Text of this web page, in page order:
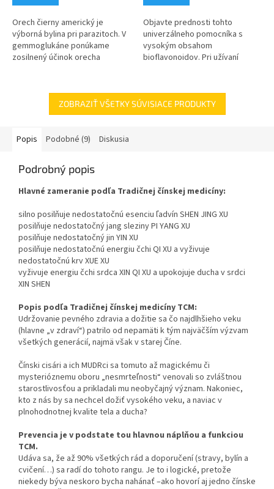
Orech čierny americký je
výborná bylina pri parazitoch. V
gemmoglukáne ponúkame
zosilnený účinok orecha
Objavte prednosti tohto
univerzálneho pomocníka s
vysokým obsahom
bioflavonoidov. Pri užívaní
prispieť k mikrobiálnej...
ZOBRAZIŤ VŠETKY SÚVISIACE PRODUKTY
Popis Podobné (9) Diskusia
Podrobný popis
Hlavné zameranie podľa Tradičnej čínskej medicíny:
silno posilňuje nedostatočnú esenciu ľadvín SHEN JING XU
posilňuje nedostatočný jang sleziny PI YANG XU
posilňuje nedostatočný jin YIN XU
posilňuje nedostatočnú energiu čchi QI XU a vyživuje
nedostatočnú krv XUE XU
vyživuje energiu čchi srdca XIN QI XU a upokojuje ducha v srdci
XIN SHEN
Popis podľa Tradičnej čínskej medicíny TCM:
Udržovanie pevného zdravia a dožitie sa čo najdlhšieho veku
(hlavne „v zdraví“) patrilo od nepamäti k tým najväčším výzvam
všetkých generácií, najmä však v starej Číne.
Čínski cisári a ich MUDRci sa tomuto až magickému či
mysterióznemu oboru „nesmrteľnosti“ venovali so zvláštnou
starostlivosťou a prikladali mu neobyčajný význam. Nakoniec,
kto z nás by sa nechcel dožiť vysokého veku, a naviac v
plnohodnotnej kvalite tela a ducha?
Prevencia je v podstate tou hlavnou náplňou a funkciou
TCM.
Udáva sa, že až 90% všetkých rád a doporučení (stravy, bylín a
cvičení…) sa radí do tohoto rangu. Je to i logické, pretože
niekedy býva neskoro bycha nahánať –ako hovorí aj jedno čínske